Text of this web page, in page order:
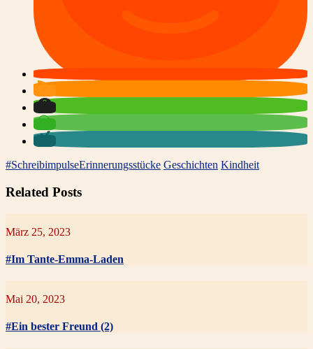
#SchreibimpulseErinnerungsstücke Geschichten Kindheit
Related Posts
März 25, 2023
#Im Tante-Emma-Laden
Mai 20, 2023
#Ein bester Freund (2)